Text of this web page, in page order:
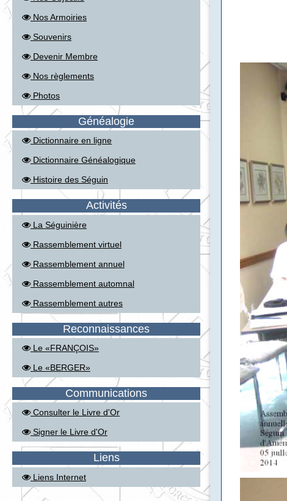
Nos Armoiries
Souvenirs
Devenir Membre
Nos règlements
Photos
Généalogie
Dictionnaire en ligne
Dictionnaire Généalogique
Histoire des Séguin
Activités
La Séguinière
Rassemblement virtuel
Rassemblement annuel
Rassemblement automnal
Rassemblement autres
Reconnaissances
Le «FRANÇOIS»
Le «BERGER»
Communications
Consulter le Livre d'Or
Signer le Livre d'Or
Liens
Liens Internet